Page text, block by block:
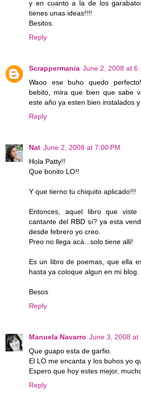
y en cuanto a la de los
tienes unas ideas!!!!
Besitos.
Reply
Scrappermania June 2, 2008 at
Waoo ese buho quedo
bebito, mira que bien que sabe
este año ya esten bien instalados
Reply
Nat June 2, 2008 at 7:00 PM
Hola Patty!!
Que bonito LO!!
Y que tierno tu chiquito aplicado!!!
Entonces, aquel libro que
cantante del RBD sí? ya esta
desde febrero yo creo.
Preo no llega acá...solo tiene alli!
Es un libro de poemas, que ella
hasta ya coloque algun en mi blog.
Besos
Reply
Manuela Navarro June 3, 2008 at
Que guapo esta de garfio.
El LO me encanta y los buhos yo
Espero que hoy estes mejor,
Reply